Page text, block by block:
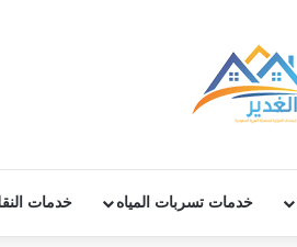
خدمات تسربات المياه خدمات